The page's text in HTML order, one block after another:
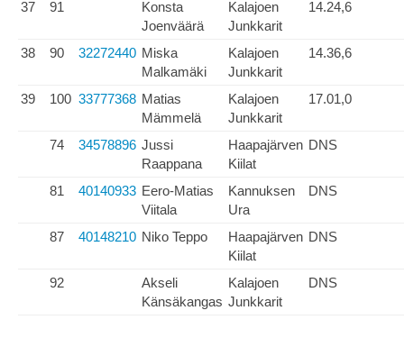
37 91
Konsta
Joenväärä
Kalajoen
Junkkarit
14.24,6
38 90 32272440 Miska
Malkamäki
Kalajoen
Junkkarit
14.36,6
39 100 33777368 Matias
Mämmelä
Kalajoen
Junkkarit
17.01,0
74 34578896 Jussi
Raappana
Haapajärven
Kiilat
DNS
81 40140933 Eero-Matias
Viitala
Kannuksen
Ura
DNS
87 40148210 Niko Teppo
Haapajärven
Kiilat
DNS
92
Akseli
Känsäkangas
Kalajoen
Junkkarit
DNS